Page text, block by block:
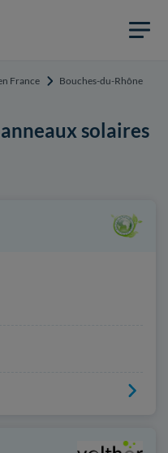
France
Bouches-du-Rhône
solaires